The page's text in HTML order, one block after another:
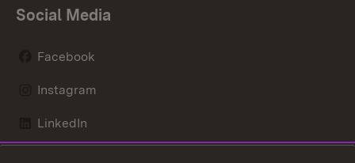
Social Media
Facebook
Instagram
LinkedIn